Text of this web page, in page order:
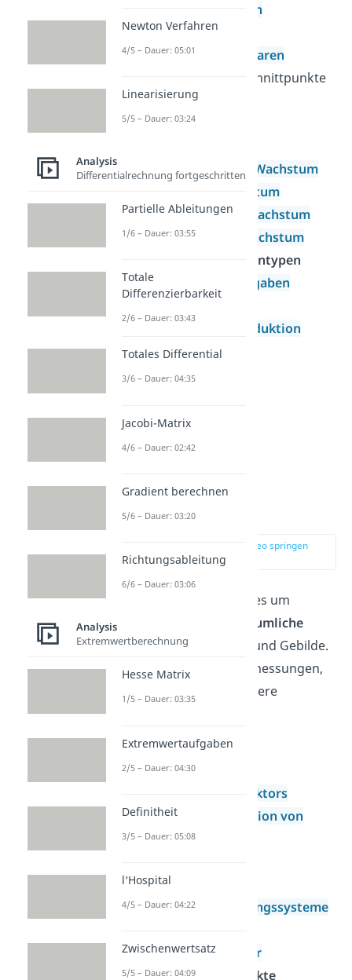
Integralfunktion
Scharen
Grundlagen Scharen
Gemeinsame Schnittpunkte
Ortskurve
Wachstum
Exponentielles Wachstum
Lineares Wachstum
Beschränktes Wachstum
Logistisches Wachstum
Besondere Aufgabentypen
Extremwertaufgaben
Vollständige Induktion
Geometrie
zur Stelle im Video springen
(00:54)
geht es um
räumliche und nicht räumliche
Gegenstände
, Formen und Gebilde.
Du berechnest ihre Abmessungen,
Abstände und viele weitere
Vektorrechnung
Grundlagen
Betrag eines Vektors
Linearkombination von
Vektoren
Kreuzprodukt
Lineare Gleichungssysteme
Normalenvektor
Geometrische Objekte
Newton Verfahren
4/5 – Dauer: 05:01
Linearisierung
5/5 – Dauer: 03:24
Analysis
Differentialrechnung fortgeschritten
Partielle Ableitungen
1/6 – Dauer: 03:55
Totale
Differenzierbarkeit
2/6 – Dauer: 03:43
Totales Differential
3/6 – Dauer: 04:35
Jacobi-Matrix
4/6 – Dauer: 02:42
Gradient berechnen
5/6 – Dauer: 03:20
Richtungsableitung
6/6 – Dauer: 03:06
Analysis
Extremwertberechnung
Hesse Matrix
1/5 – Dauer: 03:35
Extremwertaufgaben
2/5 – Dauer: 04:30
Definitheit
3/5 – Dauer: 05:08
l‘Hospital
4/5 – Dauer: 04:22
Zwischenwertsatz
5/5 – Dauer: 04:09